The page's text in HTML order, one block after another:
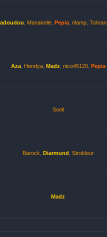
Manakelle Pepia rilamp Tohran
Aza, Hendya, Madz nico45120, Pepia
Soell
Barock Diarmund Strokleur
Madz